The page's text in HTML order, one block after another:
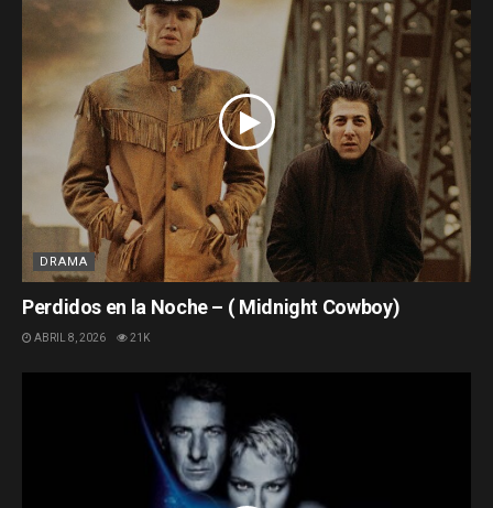
DRAMA
Perdidos en la Noche – ( Midnight Cowboy)
ABRIL 8, 2026 21K